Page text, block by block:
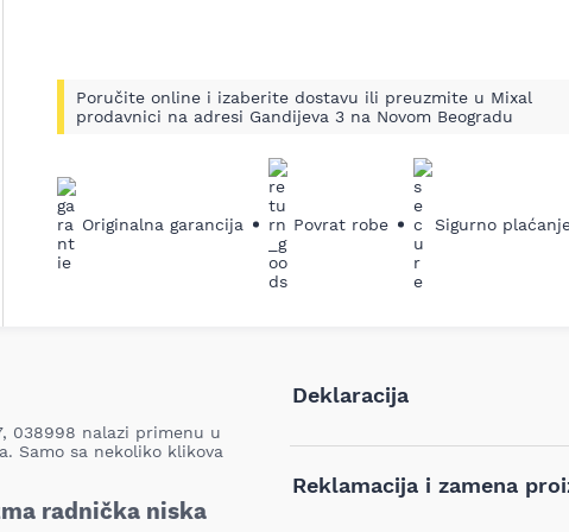
Poručite online i izaberite dostavu ili preuzmite u Mixal
prodavnici na adresi Gandijeva 3 na Novom Beogradu
Originalna garancija Povrat robe Sigurno
038998 nalazi primenu u
Samo sa nekoliko klikova
radnička niska
Deklaracija
Reklamacija i zamena